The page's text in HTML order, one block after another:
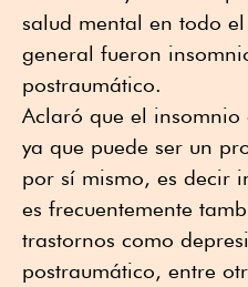
salud mental en todo
general fueron
postraumático.
Aclaró que el insomnio
ya que puede ser un
por sí mismo, es decir
es frecuentemente
trastornos como
postraumático, entre